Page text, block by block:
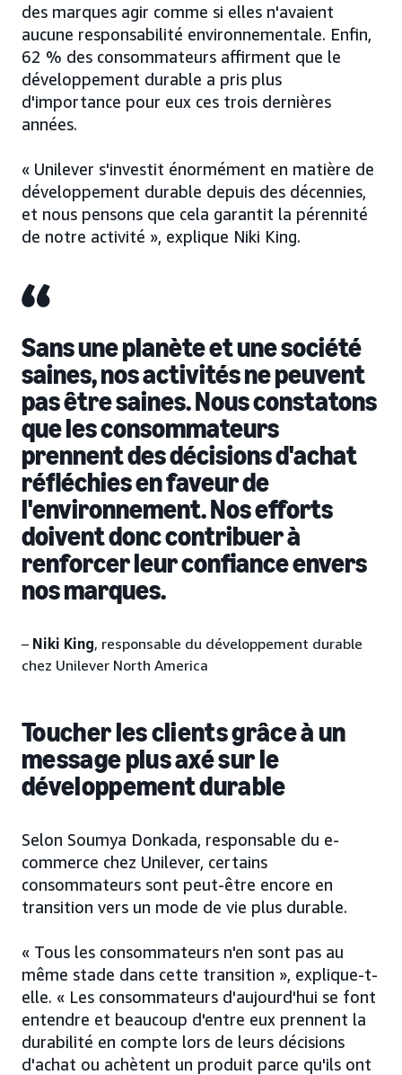
des marques agir comme si elles n'avaient
aucune responsabilité environnementale. Enfin,
62 % des consommateurs affirment que le
développement durable a pris plus
d'importance pour eux ces trois dernières
années.
« Unilever s'investit énormément en matière de
développement durable depuis des décennies,
et nous pensons que cela garantit la pérennité
de notre activité », explique Niki King.
Sans une planète et une société
saines, nos activités ne peuvent
pas être saines. Nous constatons
que les consommateurs
prennent des décisions d'achat
réfléchies en faveur de
l'environnement. Nos efforts
doivent donc contribuer à
renforcer leur confiance envers
nos marques.
– Niki King, responsable du développement durable
chez Unilever North America
Toucher les clients grâce à un
message plus axé sur le
développement durable
Selon Soumya Donkada, responsable du e-
commerce chez Unilever, certains
consommateurs sont peut-être encore en
transition vers un mode de vie plus durable.
« Tous les consommateurs n'en sont pas au
même stade dans cette transition », explique-t-
elle. « Les consommateurs d'aujourd'hui se font
entendre et beaucoup d'entre eux prennent la
durabilité en compte lors de leurs décisions
d'achat ou achètent un produit parce qu'ils ont